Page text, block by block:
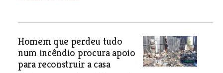
Homem que perdeu tudo
num incêndio procura apoio
para reconstruir a casa